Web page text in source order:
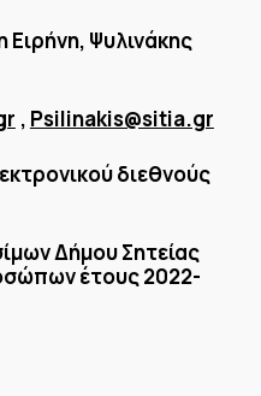
Ψυλινάκης
, Psilinakis@sitia.gr
διεθνούς
Δήμου Σητείας
έτους 2022-